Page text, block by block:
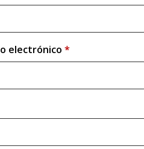
electrónico*